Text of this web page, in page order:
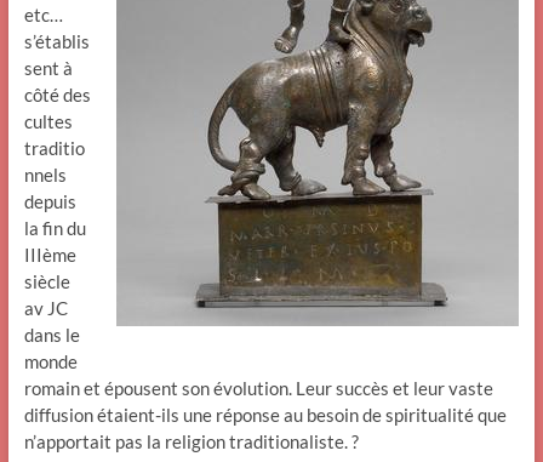
etc…
s’établis
sent à
côté des
cultes
traditio
nnels
depuis
la fin du
IIIème
siècle
av JC
dans le
monde
romain et épousent son évolution. Leur succès et leur vaste
diffusion étaient-ils une réponse au besoin de spiritualité que
n’apportait pas la religion traditionaliste. ?